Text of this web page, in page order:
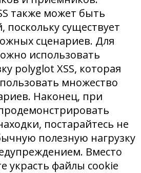
также может быть
поскольку существует
сценариев. Для
использовать
polyglot XSS, которая
множество
Наконец, при
постарайтесь не
полезную нагрузку
Вместо
украсть файлы cookie